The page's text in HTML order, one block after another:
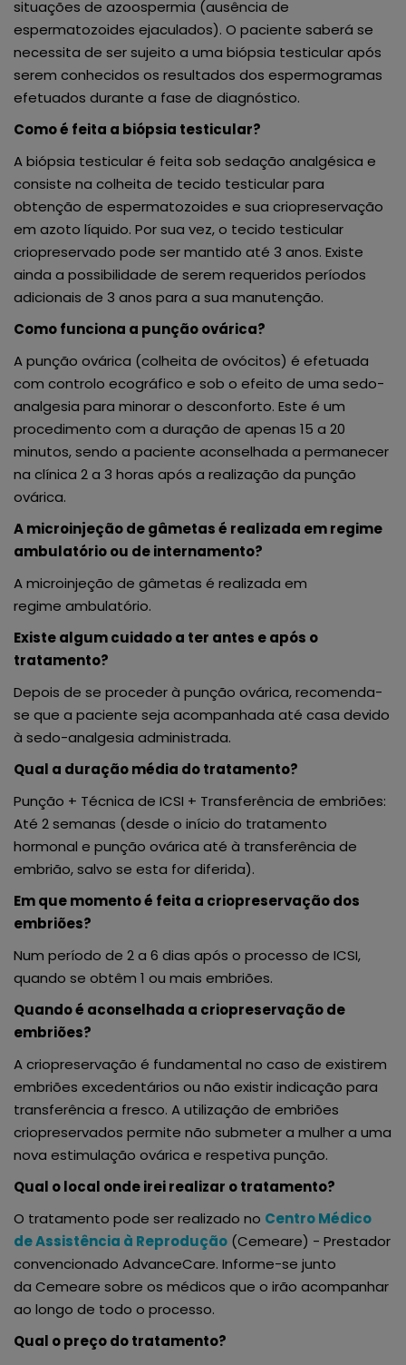
situações de azoospermia (ausência de
espermatozoides ejaculados). O paciente saberá se
necessita de ser sujeito a uma biópsia testicular após
serem conhecidos os resultados dos espermogramas
efetuados durante a fase de diagnóstico.
Como é feita a biópsia testicular?
A biópsia testicular é feita sob sedação analgésica e
consiste na colheita de tecido testicular para
obtenção de espermatozoides e sua criopreservação
em azoto líquido. Por sua vez, o tecido testicular
criopreservado pode ser mantido até 3 anos. Existe
ainda a possibilidade de serem requeridos períodos
adicionais de 3 anos para a sua manutenção.
Como funciona a punção ovárica?
A punção ovárica (colheita de ovócitos) é efetuada
com controlo ecográfico e sob o efeito de uma sedo-
analgesia para minorar o desconforto. Este é um
procedimento com a duração de apenas 15 a 20
minutos, sendo a paciente aconselhada a permanecer
na clínica 2 a 3 horas após a realização da punção
ovárica.
A microinjeção de gâmetas é realizada em regime
ambulatório ou de internamento?
A microinjeção de gâmetas é realizada em
regime ambulatório.
Existe algum cuidado a ter antes e após o
tratamento?
Depois de se proceder à punção ovárica, recomenda-
se que a paciente seja acompanhada até casa devido
à sedo-analgesia administrada.
Qual a duração média do tratamento?
Punção + Técnica de ICSI + Transferência de embriões:
Até 2 semanas (desde o início do tratamento
hormonal e punção ovárica até à transferência de
embrião, salvo se esta for diferida).
Em que momento é feita a criopreservação dos
embriões?
Num período de 2 a 6 dias após o processo de ICSI,
quando se obtêm 1 ou mais embriões.
Quando é aconselhada a criopreservação de
embriões?
A criopreservação é fundamental no caso de existirem
embriões excedentários ou não existir indicação para
transferência a fresco. A utilização de embriões
criopreservados permite não submeter a mulher a uma
nova estimulação ovárica e respetiva punção.
Qual o local onde irei realizar o tratamento?
O tratamento pode ser realizado no Centro Médico
de Assistência à Reprodução (Cemeare) - Prestador
convencionado AdvanceCare. Informe-se junto
da Cemeare sobre os médicos que o irão acompanhar
ao longo de todo o processo.
Qual o preço do tratamento?